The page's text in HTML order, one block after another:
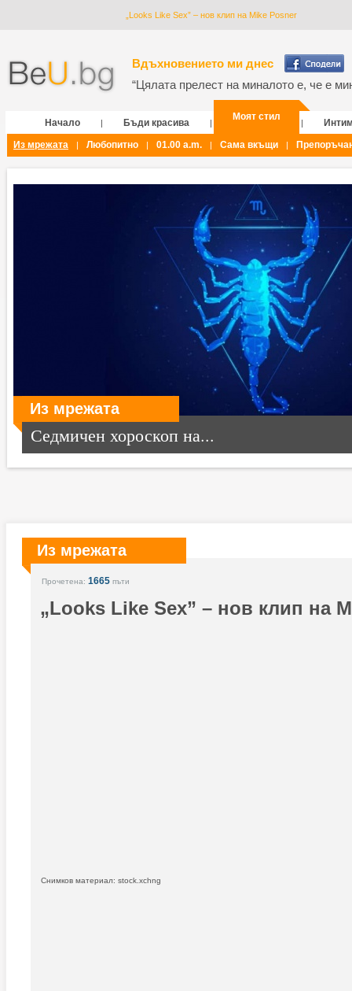
„Looks Like Sex” – нов клип на Mike Posner
Вдъхновението ми днес
“Цялата прелест на миналото е, че е
Начало | Бъди красива |
Моят стил
|
Из мрежата
| Любопитно | 01.00 a.m. | Сама вкъщи |
Из мрежата
Седмичен хороскоп на...
Из мрежата
Прочетена: 1665 пъти
„Looks Like Sex” – нов клип на
Снимков материал: stock.xchng